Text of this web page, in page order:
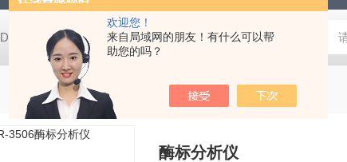
欢迎您！
来自局域网的朋友！有什么可以帮
助您的吗？
DH2500AB便携式培养箱 4300ELLSA半自动分析仪PC控制
酶标分析仪